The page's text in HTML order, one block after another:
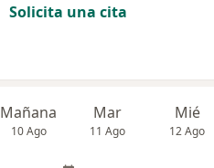
Solicita una cita
Mañana
10 Ago
Mar
11 Ago
Mié
12 Ago